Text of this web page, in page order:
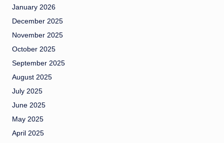
January 2026
December 2025
November 2025
October 2025
September 2025
August 2025
July 2025
June 2025
May 2025
April 2025